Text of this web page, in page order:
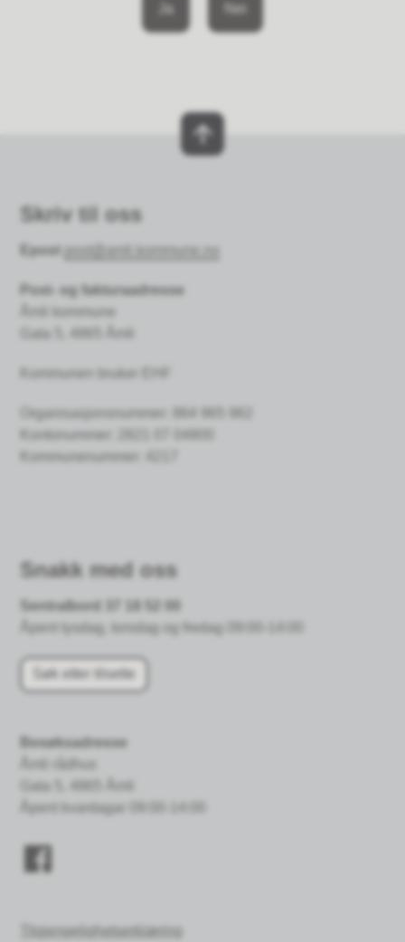
Ja Nei
Skriv til oss
Epost post@amli.kommune.no
Post- og fakturaadresse
Åmli kommune
Gata 5, 4865 Åmli
Kommunen bruker EHF
Organisasjonsnummer: 864 965 962
Kontonummer:
Kommunenummer: 4217
Snakk med oss
Sentralbord 37 18 52 00
Åpent tysdag, torsdag og fredag 09:00-14:00
Søk etter tilsette
Besøksadresse
Åmli rådhus
Gata 5, 4865 Åmli
Åpent kvardagar 09:00-14:00
Tilgjengelighetserklæring